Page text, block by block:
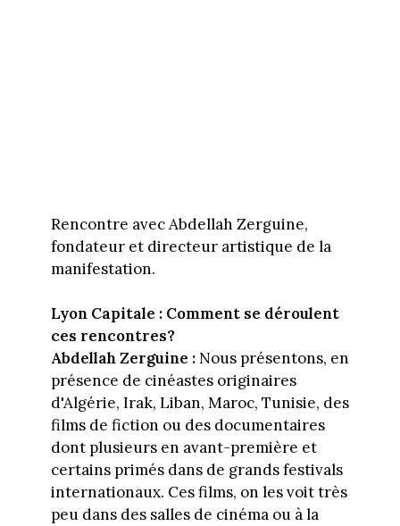
Rencontre avec Abdellah Zerguine,
fondateur et directeur artistique de la
manifestation.
Lyon Capitale : Comment se déroulent
ces rencontres?
Abdellah Zerguine :Nous présentons, en
présence de cinéastes originaires
d'Algérie, Irak, Liban, Maroc, Tunisie, des
films de fiction ou des documentaires
dont plusieurs en avant-première et
certains primés dans de grands festivals
internationaux. Ces films, on les voit très
peu dans des salles de cinéma ou à la